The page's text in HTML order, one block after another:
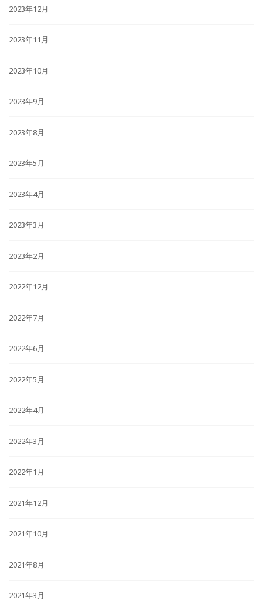
2023年12月
2023年11月
2023年10月
2023年9月
2023年8月
2023年5月
2023年4月
2023年3月
2023年2月
2022年12月
2022年7月
2022年6月
2022年5月
2022年4月
2022年3月
2022年1月
2021年12月
2021年10月
2021年8月
2021年3月